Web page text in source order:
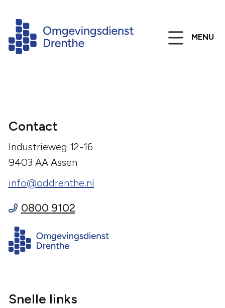
MENU
Contact
Industrieweg 12-16
9403 AA Assen
info@oddrenthe.nl
0800 9102
Snelle links